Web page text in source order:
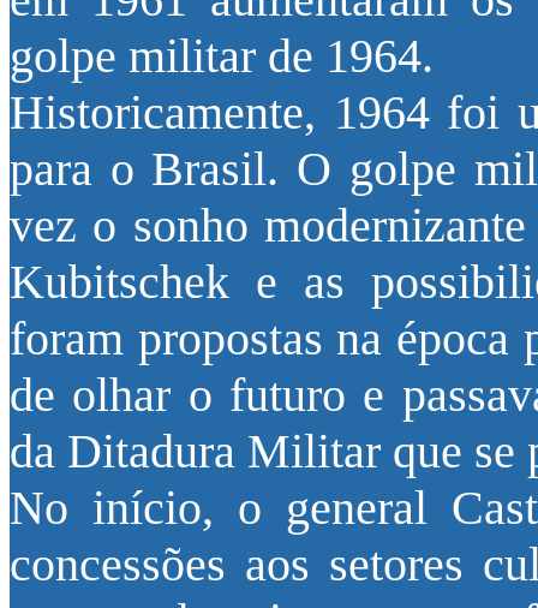
golpe militar de 1964.
Historicamente, 1964 foi
para o Brasil. O golpe
vez o sonho
Kubitschek e as
foram propostas na
de olhar o futuro e
da Ditadura Militar que se
No início, o general
concessões aos setores